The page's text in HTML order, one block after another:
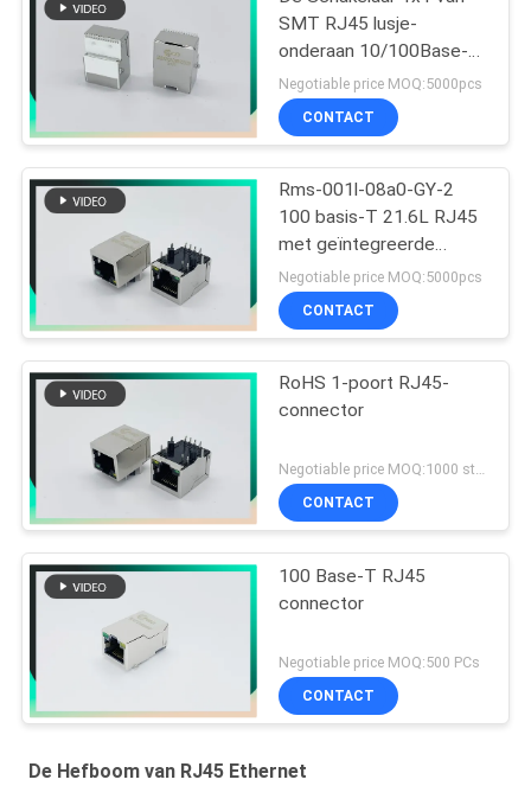
SMT RJ45 lusje-
onderaan 10/100Base-t
MIC26023-5134W-LF3
PHCONN
Negotiable price MOQ:5000pcs
CONTACT
Rms-001l-08a0-GY-2
100 basis-T 21.6L RJ45
met geïntegreerde
magnetics met G/Y LEDs
Negotiable price MOQ:5000pcs
CONTACT
RoHS 1-poort RJ45-
connector
Negotiable price MOQ:1000 stuks
CONTACT
100 Base-T RJ45
connector
Negotiable price MOQ:500 PCs
CONTACT
De Hefboom van RJ45 Ethernet